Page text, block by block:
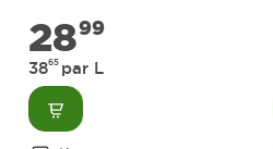
2899
3865 par L
Consulter